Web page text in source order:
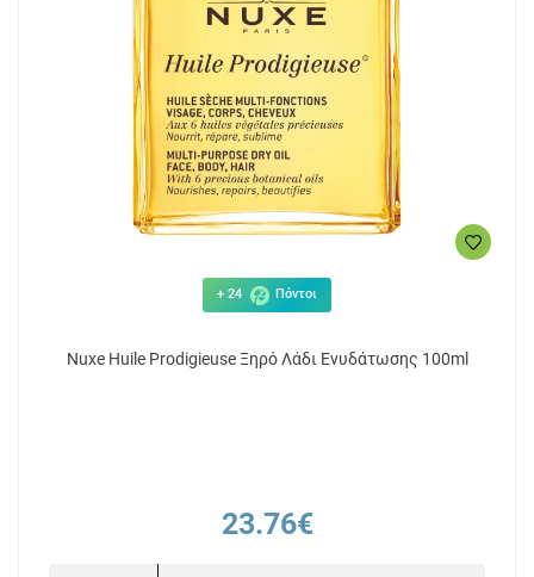
+ 24 Πόντοι
Nuxe Huile Prodigieuse Ξηρό Λάδι Ενυδάτωσης 100ml
23.76€